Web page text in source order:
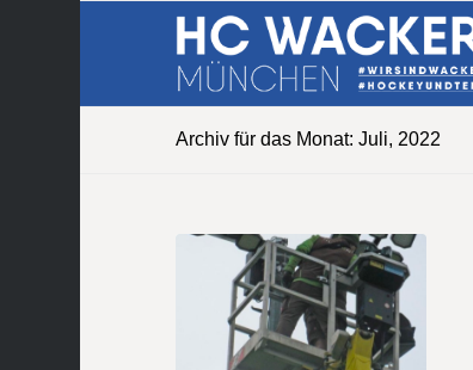
Archiv für das Monat: Juli, 2022